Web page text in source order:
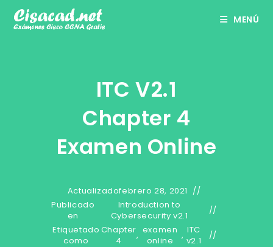
MENÚ
ITC V2.1
Chapter 4
Examen Online
Actualizadofebrero 28, 2021
Publicado
en
Introduction to
Cybersecurity v2.1
Etiquetado
como
Chapter
4
, examen
online
, ITC
v2.1